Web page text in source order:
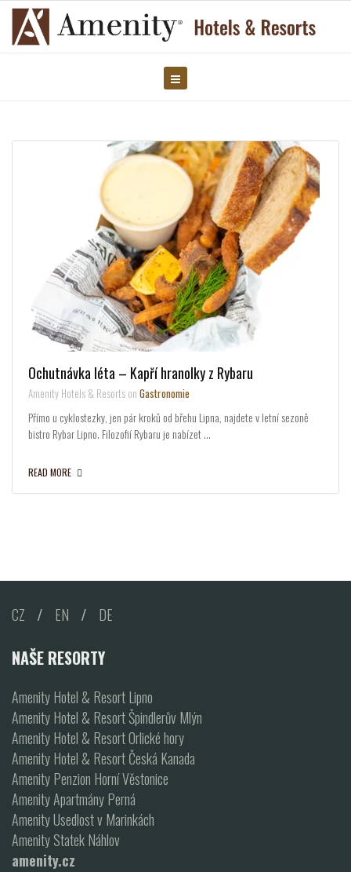
Ochutnávka léta – Kapří hranolky z Rybaru
Amenity Hotels & Resorts on Gastronomie
Přímo u cyklostezky, jen pár kroků od břehu Lipna, najdete v letní sezoně
bistro Rybar Lipno. Filozofií Rybaru je nabízet …
READ MORE
CZ / EN / DE
NAŠE RESORTY
Amenity Hotel & Resort Lipno
Amenity Hotel & Resort Špindlerův Mlýn
Amenity Hotel & Resort Orlické hory
Amenity Hotel & Resort Česká Kanada
Amenity Penzion Horní Věstonice
Amenity Apartmány Perná
Amenity Usedlost v Marinkách
Amenity Statek Náhlov
amenity.cz